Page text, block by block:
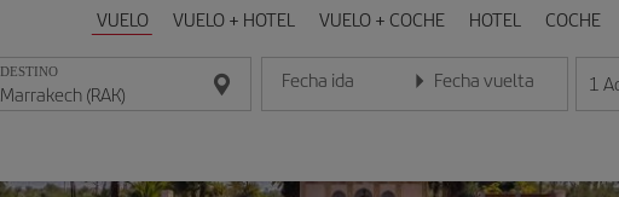
VUELO VUELO + HOTEL VUELO + COCHE HOTEL COCHE
DESTINO Fecha ida
Introduce la fecha en formato día/mes/año
Fecha vuelta
Introduce la fecha en 1